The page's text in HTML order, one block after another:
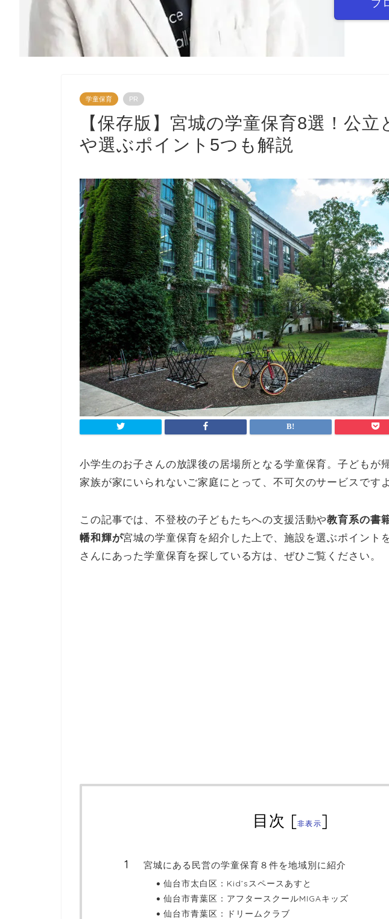
プ
学童保育 PR
【保存版】宮城の学童保育8選！公立
や選ぶポイント5つも解説
小学生のお子さんの放課後の居場所となる学童保育。子どもが
家族が家にいられないご家庭にとって、不可欠のサービスですよ
この記事では、不登校の子どもたちへの支援活動や教育系の書
幡和輝が宮城の学童保育を紹介した上で、施設を選ぶポイント
さんにあった学童保育を探している方は、ぜひご覧ください。
目次 [非表示]
宮城にある民営の学童保育８件を地域別に紹介
仙台市太白区：Kid’sスペースあすと
仙台市青葉区：アフタースクールMIGAキッズ
仙台市青葉区：ドリームクラブ